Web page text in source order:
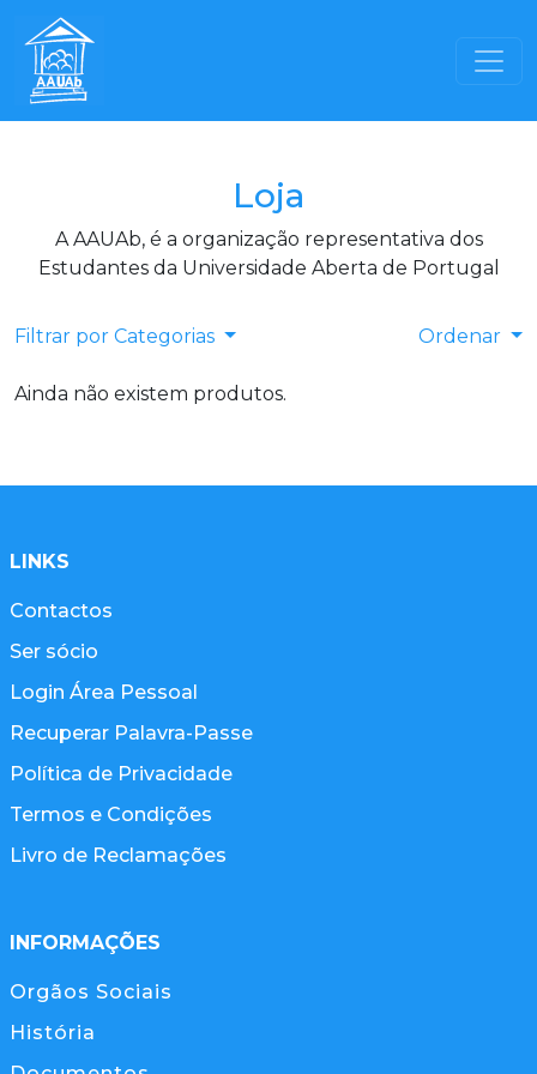
Loja
A AAUAb, é a organização representativa dos
Estudantes da Universidade Aberta de Portugal
Filtrar por Categorias Ordenar
Ainda não existem produtos.
LINKS
Contactos
Ser sócio
Login Área Pessoal
Recuperar Palavra-Passe
Política de Privacidade
Termos e Condições
Livro de Reclamações
INFORMAÇÕES
Orgãos Sociais
História